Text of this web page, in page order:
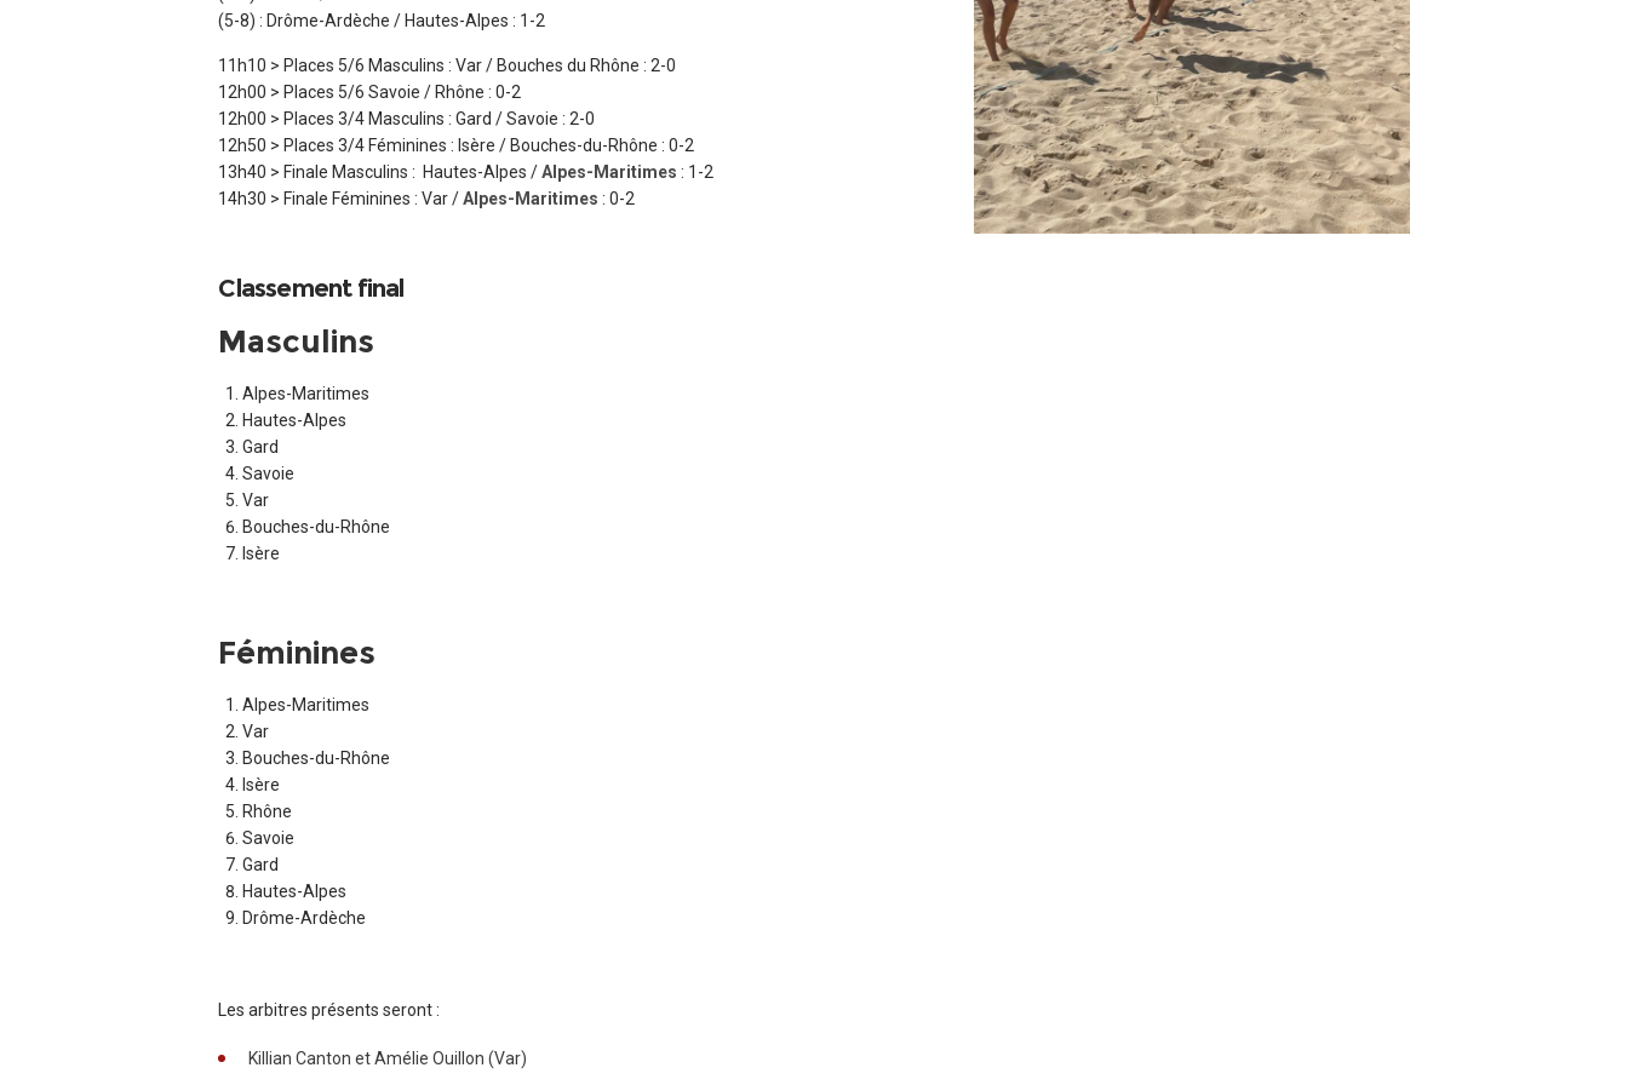
(5-8) : Drôme-Ardèche / Hautes-Alpes : 1-2
11h10 > Places 5/6 Masculins : Var / Bouches du Rhône : 2-0
12h00 > Places 5/6 Savoie / Rhône : 0-2
12h00 > Places 3/4 Masculins : Gard / Savoie : 2-0
12h50 > Places 3/4 Féminines : Isère / Bouches-du-Rhône : 0-2
13h40 > Finale Masculins : Hautes-Alpes /Alpes-Maritimes : 1-2
14h30 > Finale Féminines : Var /Alpes-Maritimes : 0-2
Classement final
Masculins
Alpes-Maritimes
Hautes-Alpes
Gard
Savoie
Var
Bouches-du-Rhône
Isère
Féminines
Alpes-Maritimes
Var
Bouches-du-Rhône
Isère
Rhône
Savoie
Gard
Hautes-Alpes
Drôme-Ardèche
Les arbitres présents seront :
Killian Canton et Amélie Ouillon (Var)